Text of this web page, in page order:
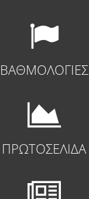
ΒΑΘΜΟΛΟΓΙΕΣ
ΠΡΩΤΟΣΕΛΙΔΑ